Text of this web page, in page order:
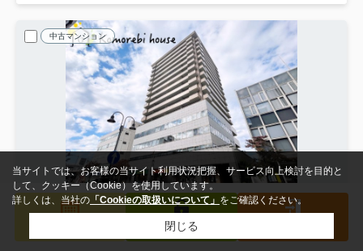
中古マンション
会員登録
当サイトでは、お客様の当サイト利用状況把握、サービス向上検討を目的と
して、クッキー（Cookie）を使用しています。
詳しくは、当社の 「Cookieの取扱いについて」 をご確認ください。
閉じる